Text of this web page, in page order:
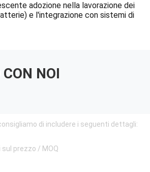
adozione nella lavorazione dei
e l'integrazione con sistemi di
NOI